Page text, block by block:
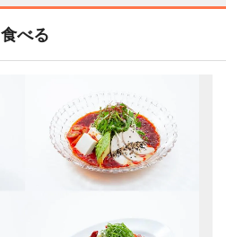
食べる